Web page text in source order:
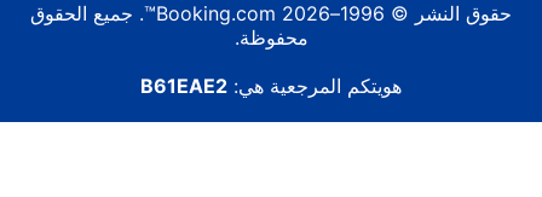
حقوق النشر © 1996–2026 Booking.com™. جميع الحقوق
محفوظة.
هويتكم المرجعية هي: B61EAE2